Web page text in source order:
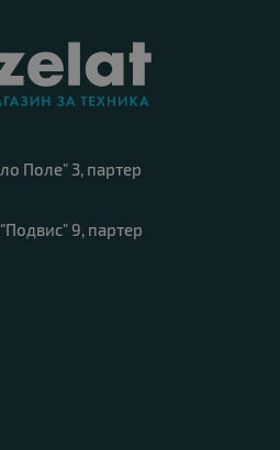
Поле" 3, партер
9, партер